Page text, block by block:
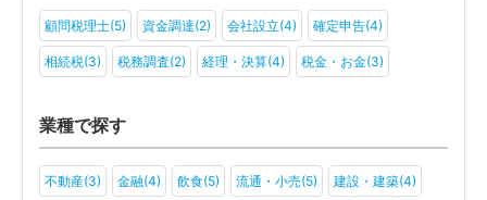
顧問税理士(5) 資金調達(2) 会社設立(4) 確定申告(4)
相続税(3) 税務調査(2) 経理・決算(4) 税金・お金(3)
業種で探す
不動産(3) 金融(4) 飲食(5) 流通・小売(5) 建設・建築(4)